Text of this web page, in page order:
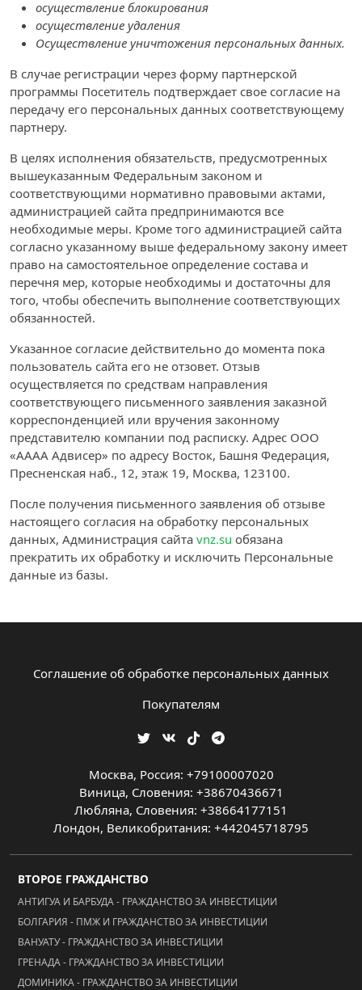
осуществление блокирования
осуществление удаления
Осуществление уничтожения персональных данных.
В случае регистрации через форму партнерской
программы Посетитель подтверждает свое согласие на
передачу его персональных данных соответствующему
партнеру.
В целях исполнения обязательств, предусмотренных
вышеуказанным Федеральным законом и
соответствующими нормативно правовыми актами,
администрацией сайта предпринимаются все
необходимые меры. Кроме того администрацией сайта
согласно указанному выше федеральному закону имеет
право на самостоятельное определение состава и
перечня мер, которые необходимы и достаточны для
того, чтобы обеспечить выполнение соответствующих
обязанностей.
Указанное согласие действительно до момента пока
пользователь сайта его не отзовет. Отзыв
осуществляется по средствам направления
соответствующего письменного заявления заказной
корреспонденцией или вручения законному
представителю компании под расписку. Адрес ООО
«АААА Адвисер» по адресу Восток, Башня Федерация,
Пресненская наб., 12, этаж 19, Москва, 123100.
После получения письменного заявления об отзыве
настоящего согласия на обработку персональных
данных, Администрация сайта vnz.su обязана
прекратить их обработку и исключить Персональные
данные из базы.
Соглашение об обработке персональных данных
Покупателям
Москва, Россия: +79100007020
Виница, Словения: +38670436671
Любляна, Словения: +38664177151
Лондон, Великобритания: +442045718795
ВТОРОЕ ГРАЖДАНСТВО
АНТИГУА И БАРБУДА - ГРАЖДАНСТВО ЗА ИНВЕСТИЦИИ
БОЛГАРИЯ - ПМЖ И ГРАЖДАНСТВО ЗА ИНВЕСТИЦИИ
ВАНУАТУ - ГРАЖДАНСТВО ЗА ИНВЕСТИЦИИ
ГРЕНАДА - ГРАЖДАНСТВО ЗА ИНВЕСТИЦИИ
ДОМИНИКА - ГРАЖДАНСТВО ЗА ИНВЕСТИЦИИ